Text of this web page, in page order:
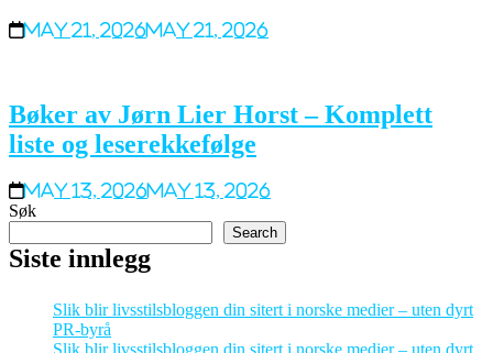
May 21, 2026May 21, 2026
Bøker av Jørn Lier Horst – Komplett
liste og leserekkefølge
May 13, 2026May 13, 2026
Søk
Search
Siste innlegg
Slik blir livsstilsbloggen din sitert i norske medier – uten dyrt
PR-byrå